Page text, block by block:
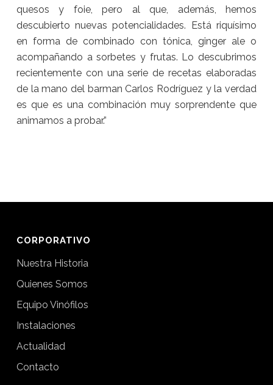
quesos y foie, pero al que, además, hemos
descubierto nuevas potencialidades. Está riquísimo
en forma de combinado con tónica, ginger ale o
acompañando a sorbetes y frutas. Lo descubrimos
recientemente con una serie de recetas elaboradas
de la mano del barman Carlos Rodríguez y la verdad
es que es una combinación muy sorprendente que
animamos a probar.”
CORPORATIVO
Nuestra Historia
Quienes Somos
Equipo Vinófilos
Instalaciones
Actualidad
Contacto